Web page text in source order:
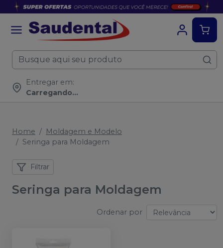
Entregar em:
Carregando...
Home
Moldagem e Modelo
Seringa para Moldagem
Filtrar
Seringa para Moldagem
Ordenar por